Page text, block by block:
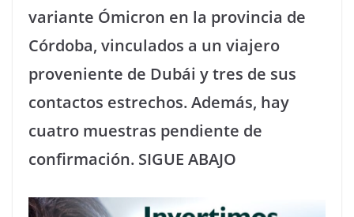
variante Ómicron en la provincia de
Córdoba, vinculados a un viajero
proveniente de Dubái y tres de sus
contactos estrechos. Además, hay
cuatro muestras pendiente de
confirmación. SIGUE ABAJO